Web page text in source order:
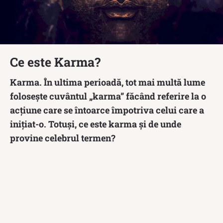
Ce este Karma?
Karma. În ultima perioadă, tot mai multă lume
folosește cuvântul „karma” făcând referire la o
acțiune care se întoarce împotriva celui care a
inițiat-o. Totuși, ce este karma și de unde
provine celebrul termen?